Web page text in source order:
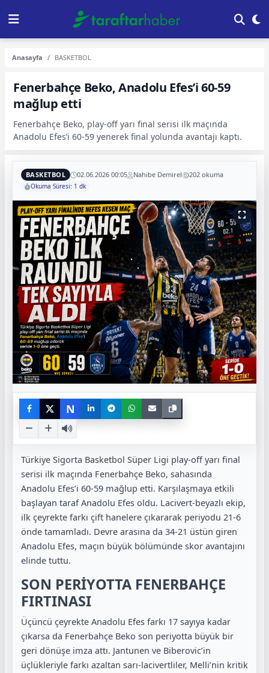
Anasayfa BASKETBOL
Fenerbahçe Beko, Anadolu Efes’i 60-59
mağlup etti
Fenerbahçe Beko, play-off yarı final serisi ilk maçında
Anadolu Efes’i 60-59 yenerek final yolunda avantajı kaptı.
BASKETBOL 02.06.2026 00:05 Nahibe Demirel 202 okuma
Okuma Süresi: 1 dk
N
Türkiye Sigorta Basketbol Süper Ligi play-off yarı final
serisi ilk maçında Fenerbahçe Beko, sahasında
Anadolu Efes’i 60-59 mağlup etti. Karşılaşmaya etkili
başlayan taraf Anadolu Efes oldu. Lacivert-beyazlı ekip,
ilk çeyrekte farkı çift hanelere çıkararak periyodu 21-6
önde tamamladı. Devre arasına da 34-21 üstün giren
Anadolu Efes, maçın büyük bölümünde skor avantajını
elinde tuttu.
SON PERİYOTTA FENERBAHÇE
FIRTINASI
Üçüncü çeyrekte Anadolu Efes farkı 17 sayıya kadar
çıkarsa da Fenerbahçe Beko son periyotta büyük bir
geri dönüşe imza attı. Jantunen ve Biberovic’in
üçlükleriyle farkı azaltan sarı-lacivertliler, Melli’nin kritik